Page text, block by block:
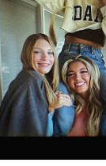
voor MAX